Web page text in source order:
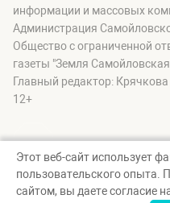
информации и массовых
Администрация
Общество с ограниченной
газеты "Земля
Главный редактор:
12+
© Земля Самойловская, 2026
Этот веб-сайт использует
пользовательского опыта.
сайтом, вы даете согласие